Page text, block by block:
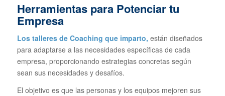
Herramientas para Potenciar tu
Empresa
Los talleres de Coaching que imparto, están diseñados
para adaptarse a las necesidades específicas de cada
empresa, proporcionando estrategias concretas según
sean sus necesidades y desafíos.
El objetivo es que las personas y los equipos mejoren sus